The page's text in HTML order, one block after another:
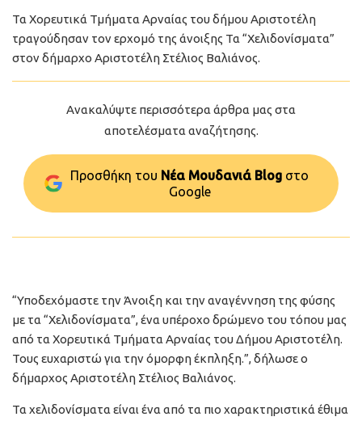
Τα Χορευτικά Τμήματα Αρναίας του δήμου Αριστοτέλη
τραγούδησαν τον ερχομό της άνοιξης Τα “Χελιδονίσματα”
στον δήμαρχο Αριστοτέλη Στέλιος Βαλιάνος.
Ανακαλύψτε περισσότερα άρθρα μας στα
αποτελέσματα αναζήτησης.
Προσθήκη του Νέα Μουδανιά Blog στo
Google
“Υποδεχόμαστε την Άνοιξη και την αναγέννηση της φύσης
με τα “Χελιδονίσματα”, ένα υπέροχο δρώμενο του τόπου μας
από τα Χορευτικά Τμήματα Αρναίας του Δήμου Αριστοτέλη.
Τους ευχαριστώ για την όμορφη έκπληξη.”, δήλωσε ο
δήμαρχος Αριστοτέλη Στέλιος Βαλιάνος.
Τα χελιδονίσματα είναι ένα από τα πιο χαρακτηριστικά έθιμα